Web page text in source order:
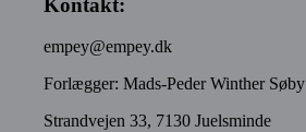
Kontakt:
empey@empey.dk
Forlægger: Mads-Peder Winther Søby
Strandvejen 33, 7130 Juelsminde